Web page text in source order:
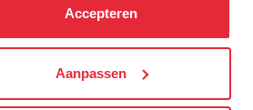
Accepteren
Aanpassen
Alarmsystemen
Beveiligingscamera's
IP camera's
Hikvision camera's